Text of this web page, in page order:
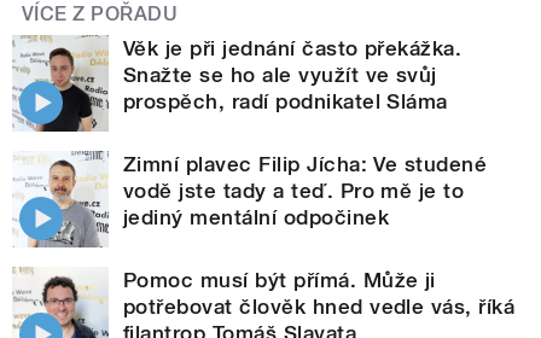
VÍCE Z POŘADU
Věk je při jednání často překážka.
Snažte se ho ale využít ve svůj
prospěch, radí podnikatel Sláma
Zimní plavec Filip Jícha: Ve studené
vodě jste tady a teď. Pro mě je to
jediný mentální odpočinek
Pomoc musí být přímá. Může ji
potřebovat člověk hned vedle vás, říká
filantrop Tomáš Slavata